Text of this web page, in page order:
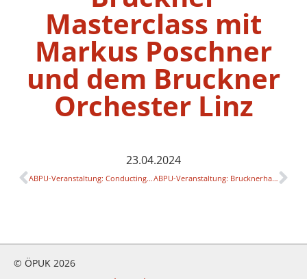
Masterclass mit
Markus Poschner
und dem Bruckner
Orchester Linz
23.04.2024
ABPU-Veranstaltung: Conducting Bruckner Masterclass mit Markus Poschner und dem Bruckner Orchester Linz ABPU-Veranstaltung: Brucknerhaus Linz
© ÖPUK 2026